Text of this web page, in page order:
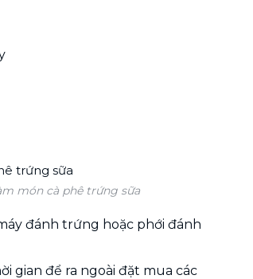
món cà phê trứng sữa
đánh trứng hoặc phới đánh
gian để ra ngoài đặt mua các